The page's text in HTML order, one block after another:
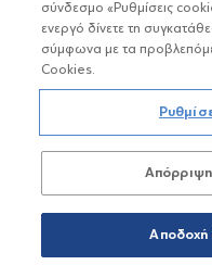
Αποστολή Βιογραφικών
Προστασία
σύνδεσμο «Ρυθμίσεις
ενεργό δίνετε τη
σύμφωνα με τα
Cookies.